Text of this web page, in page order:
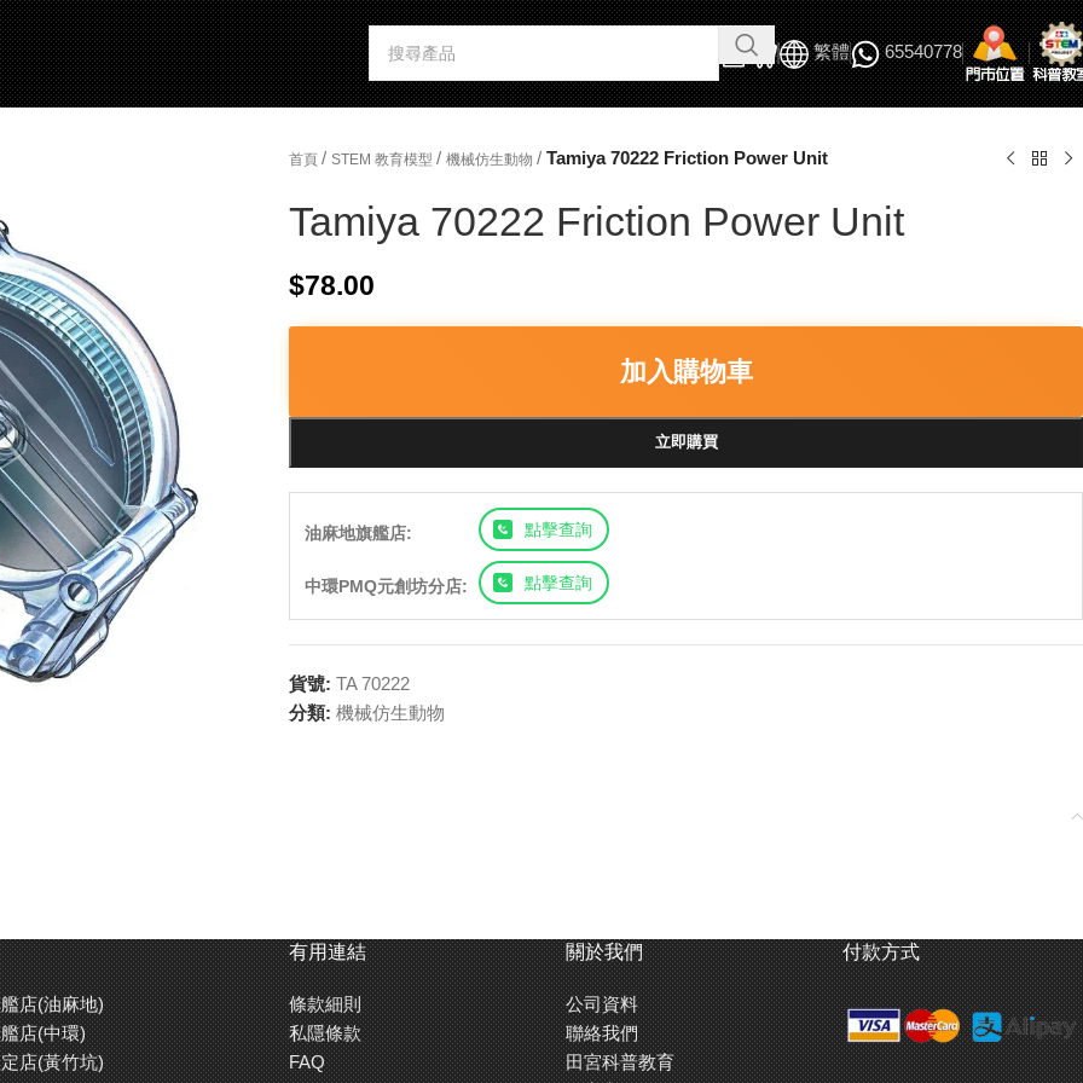
繁體 65540778
首頁 / STEM 教育模型 / 機械仿生動物 / Tamiya 70222 Friction Power Unit
Tamiya 70222 Friction Power Unit
$78.00
加入購物車
立即購買
油麻地旗艦店: 點擊查詢
中環PMQ元創坊分店: 點擊查詢
貨號: TA 70222
分類: 機械仿生動物
店(油麻地)
店(中環)
店(黃竹坑)
有用連結
條款細則
私隱條款
FAQ
關於我們
公司資料
聯絡我們
田宮科普教育
付款方式